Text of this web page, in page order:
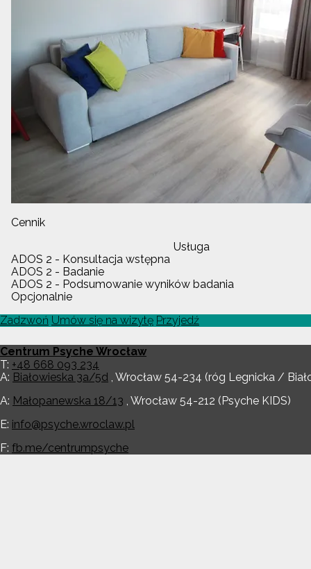
Cennik
Usługa
ADOS 2 - Konsultacja wstępna
ADOS 2 - Badanie
ADOS 2 - Podsumowanie wyników badania
Opcjonalnie
Zadzwoń Umów się na wizytę Przyjedź
Centrum Psyche Wrocław
T: +48 668 093 234
A: Białowieska 3a/5d , Wrocław 54-234 (róg Legnicka /
A: Małopanewska 18/13 , Wrocław 54-212 (Psyche KIDS)
E: info@psyche.wroclaw.pl
F: fb.me/centrumpsyche